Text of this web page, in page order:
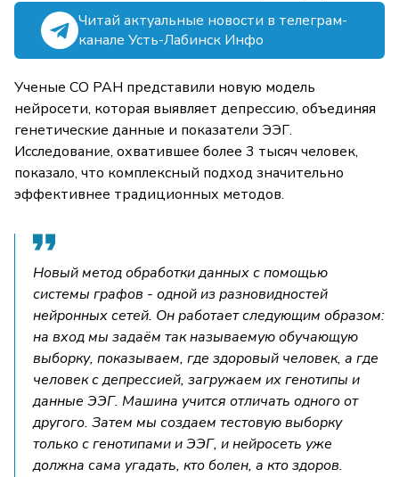
Читай актуальные новости в телеграм-
канале Усть-Лабинск Инфо
Ученые СО РАН представили новую модель
нейросети, которая выявляет депрессию, объединяя
генетические данные и показатели ЭЭГ.
Исследование, охватившее более 3 тысяч человек,
показало, что комплексный подход значительно
эффективнее традиционных методов.
Новый метод обработки данных с помощью
системы графов - одной из разновидностей
нейронных сетей. Он работает следующим образом:
на вход мы задаём так называемую обучающую
выборку, показываем, где здоровый человек, а где
человек с депрессией, загружаем их генотипы и
данные ЭЭГ. Машина учится отличать одного от
другого. Затем мы создаем тестовую выборку
только с генотипами и ЭЭГ, и нейросеть уже
должна сама угадать, кто болен, а кто здоров.